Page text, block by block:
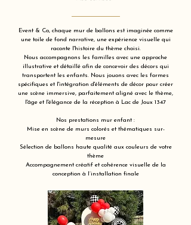
Event & Co, chaque mur de ballons est imaginée comme
une toile de fond narrative, une expérience visuelle qui
raconte l'histoire du thème choisi.
Nous accompagnons les familles avec une approche
illustrative et détaillé afin de concevoir des décors qui
transportent les enfants. Nous jouons avec les formes
spécifiques et l'intégration d'éléments de décor pour créer
une scène immersive, parfaitement aligné avec le thème,
l'âge et l'élégance de la réception à Lac de Joux 1347
Nos prestations mur enfant :
Mise en scène de murs colorés et thématiques sur-
mesure
Sélection de ballons haute qualité aux couleurs de votre
thème
Accompagnement créatif et cohérence visuelle de la
conception à l’installation finale